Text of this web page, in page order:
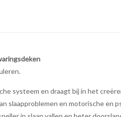
systeem en draagt bij in het
slaapproblemen en motorische